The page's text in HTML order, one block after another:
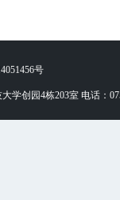
号
学创园4栋203室 电话：